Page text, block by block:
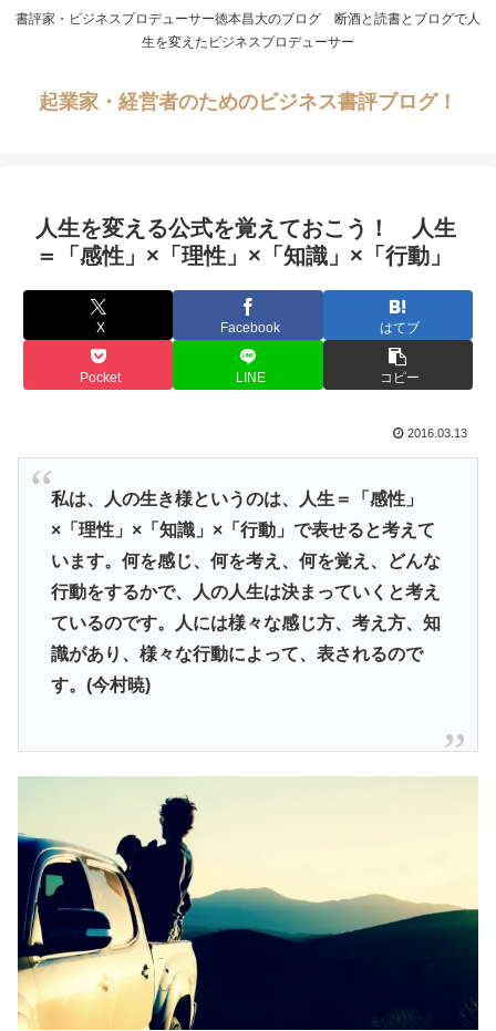
書評家・ビジネスプロデューサー徳本昌大のブログ 断酒と読書とブログで人
生を変えたビジネスプロデューサー
起業家・経営者のためのビジネス書評ブログ！
人生を変える公式を覚えておこう！ 人生
＝「感性」×「理性」×「知識」×「行動」
X Facebook はてブ
Pocket LINE コピー
2016.03.13
私は、人の生き様というのは、人生＝「感性」
×「理性」×「知識」×「行動」で表せると考えて
います。何を感じ、何を考え、何を覚え、どんな
行動をするかで、人の人生は決まっていくと考え
ているのです。人には様々な感じ方、考え方、知
識があり、様々な行動によって、表されるので
す。 (今村暁)